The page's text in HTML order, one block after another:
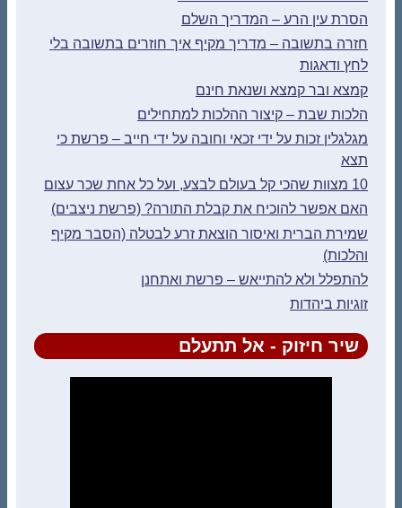
הסרת עין הרע – המדריך השלם
חזרה בתשובה – מדריך מקיף איך חוזרים בתשובה בלי
לחץ ודאגות
קמצא ובר קמצא ושנאת חינם
הלכות שבת – קיצור ההלכות למתחילים
מגלגלין זכות על ידי זכאי וחובה על ידי חייב – פרשת כי
תצא
10 מצוות שהכי קל בעולם לבצע, ועל כל אחת שכר עצום
האם אפשר להוכיח את קבלת התורה? (פרשת ניצבים)
שמירת הברית ואיסור הוצאת זרע לבטלה (הסבר מקיף
והלכות)
להתפלל ולא להתייאש – פרשת ואתחנן
זוגיות ביהדות
שיר חיזוק - אל תתעלם